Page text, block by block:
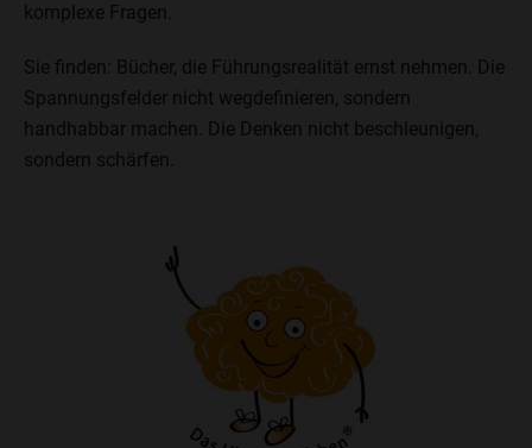
komplexe Fragen.
Sie finden: Bücher, die Führungsrealität ernst nehmen. Die
Spannungsfelder nicht wegdefinieren, sondern
handhabbar machen. Die Denken nicht beschleunigen,
sondern schärfen.